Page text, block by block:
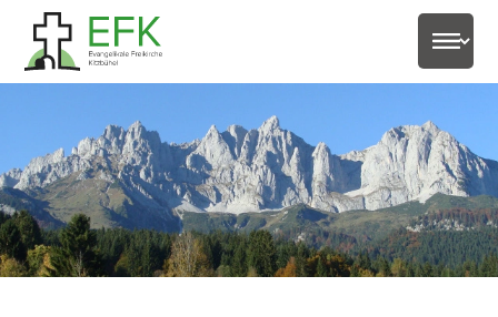
select-